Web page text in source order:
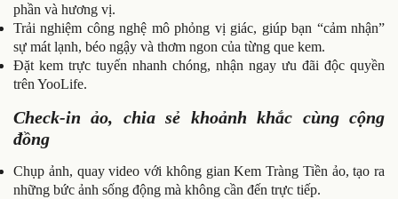
phần và hương vị.
Trải nghiệm công nghệ mô phỏng vị giác, giúp bạn “cảm nhận”
sự mát lạnh, béo ngậy và thơm ngon của từng que kem.
Đặt kem trực tuyến nhanh chóng, nhận ngay ưu đãi độc quyền
trên YooLife.
Check-in ảo, chia sẻ khoảnh khắc cùng cộng
đồng
Chụp ảnh, quay video với không gian Kem Tràng Tiền ảo, tạo ra
những bức ảnh sống động mà không cần đến trực tiếp.